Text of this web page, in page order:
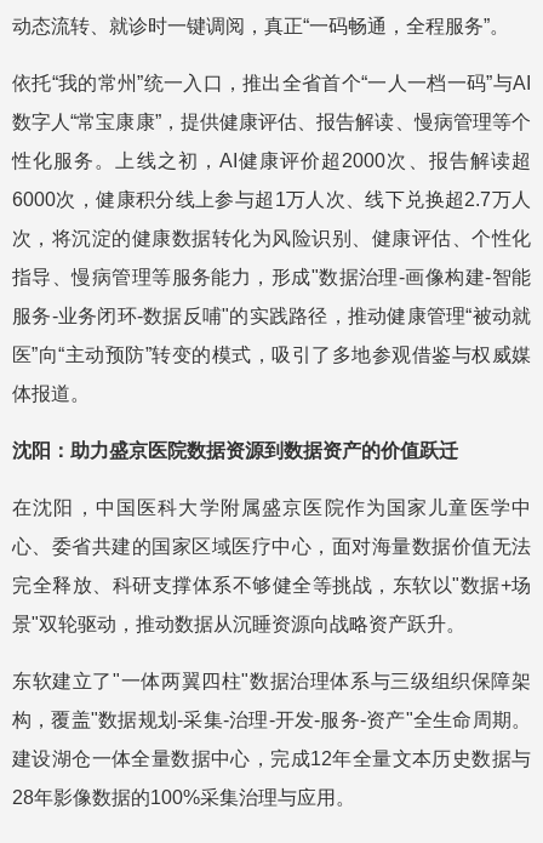
动态流转、就诊时一键调阅，真正“一码畅通，全程服务”。
依托“我的常州”统一入口，推出全省首个“一人一档一码”与AI
数字人“常宝康康”，提供健康评估、报告解读、慢病管理等个
性化服务。上线之初，AI健康评价超2000次、报告解读超
6000次，健康积分线上参与超1万人次、线下兑换超2.7万人
次，将沉淀的健康数据转化为风险识别、健康评估、个性化
指导、慢病管理等服务能力，形成"数据治理-画像构建-智能
服务-业务闭环-数据反哺"的实践路径，推动健康管理“被动就
医”向“主动预防”转变的模式，吸引了多地参观借鉴与权威媒
体报道。
沈阳：助力盛京医院数据资源到数据资产的价值跃迁
在沈阳，中国医科大学附属盛京医院作为国家儿童医学中
心、委省共建的国家区域医疗中心，面对海量数据价值无法
完全释放、科研支撑体系不够健全等挑战，东软以"数据+场
景"双轮驱动，推动数据从沉睡资源向战略资产跃升。
东软建立了"一体两翼四柱"数据治理体系与三级组织保障架
构，覆盖"数据规划-采集-治理-开发-服务-资产"全生命周期。
建设湖仓一体全量数据中心，完成12年全量文本历史数据与
28年影像数据的100%采集治理与应用。